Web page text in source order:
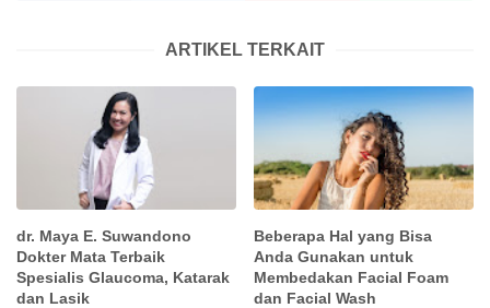
ARTIKEL TERKAIT
dr. Maya E. Suwandono
Dokter Mata Terbaik
Spesialis Glaucoma, Katarak
dan Lasik
Beberapa Hal yang Bisa
Anda Gunakan untuk
Membedakan Facial Foam
dan Facial Wash